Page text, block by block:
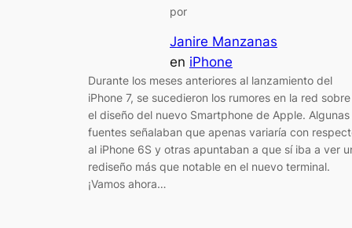
por
Janire Manzanas
en iPhone
Durante los meses anteriores al lanzamiento del
iPhone 7, se sucedieron los rumores en la red sobre
el diseño del nuevo Smartphone de Apple. Algunas
fuentes señalaban que apenas variaría con
al iPhone 6S y otras apuntaban a que sí iba a ver
rediseño más que notable en el nuevo terminal.
¡Vamos ahora…